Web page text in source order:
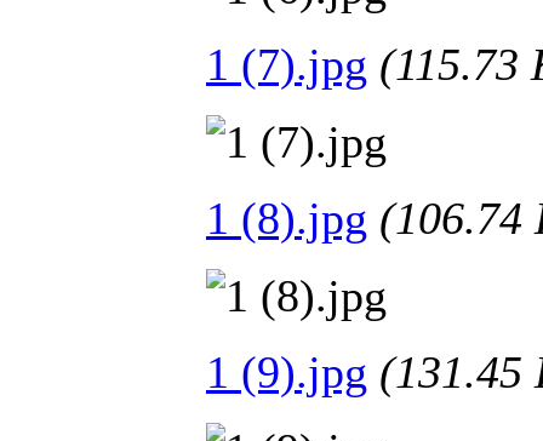
1 (7).jpg (115.73
1 (8).jpg (106.74
1 (9).jpg (131.45